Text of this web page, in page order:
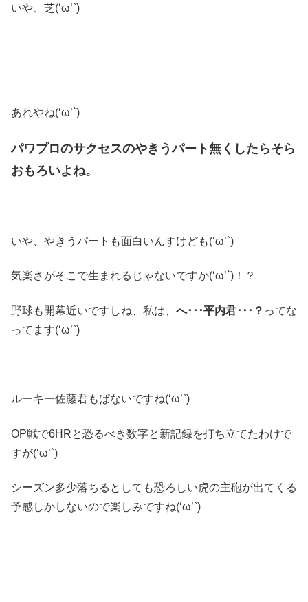
いや、芝(‘ω’`)
あれやね(‘ω’`)
パワプロのサクセスのやきうパート無くしたらそら
おもろいよね。
いや、やきうパートも面白いんすけども(‘ω’`)
気楽さがそこで生まれるじゃないですか(‘ω’`)！？
野球も開幕近いですしね、私は、 へ･･･平内君･･･？ ってな
ってます(‘ω’`)
ルーキー佐藤君もぱないですね(‘ω’`)
OP戦で6HRと恐るべき数字と新記録を打ち立てたわけで
すが(‘ω’`)
シーズン多少落ちるとしても恐ろしい虎の主砲が出てくる
予感しかしないので楽しみですね(‘ω’`)